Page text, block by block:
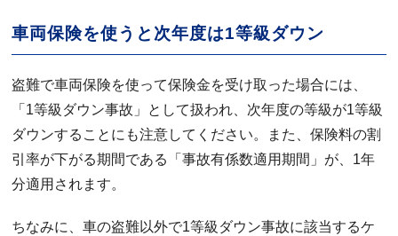
車両保険を使うと次年度は1等級ダウン
盗難で車両保険を使って保険金を受け取った場合には、
「1等級ダウン事故」として扱われ、次年度の等級が1等級
ダウンすることにも注意してください。また、保険料の割
引率が下がる期間である「事故有係数適用期間」が、1年
分適用されます。
ちなみに、車の盗難以外で1等級ダウン事故に該当するケ